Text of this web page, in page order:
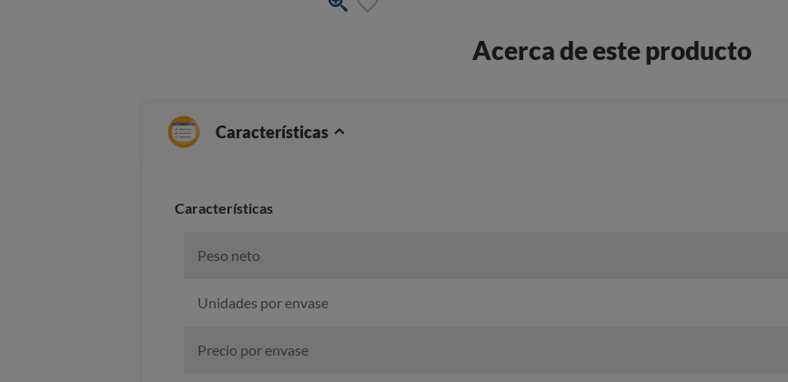
Acerca de este producto
Características
Características
Peso neto
Unidades por envase
Precio por envase